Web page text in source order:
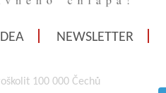
NEWSLETTER
100 000 Čechů